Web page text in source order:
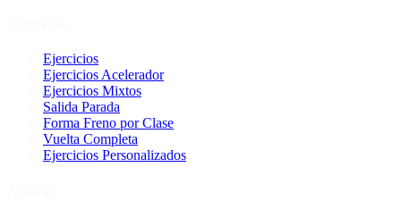
Ejercicios
Ejercicios Acelerador
Ejercicios Mixtos
Salida Parada
Forma Freno por Clase
Vuelta Completa
Ejercicios Personalizados